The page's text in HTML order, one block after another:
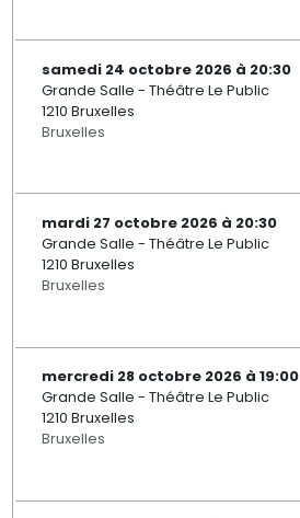
samedi 24 octobre 2026 à 20:30
Grande Salle - Théâtre Le Public
1210 Bruxelles
Bruxelles
mardi 27 octobre 2026 à 20:30
Grande Salle - Théâtre Le Public
1210 Bruxelles
Bruxelles
mercredi 28 octobre 2026 à 19:00
Grande Salle - Théâtre Le Public
1210 Bruxelles
Bruxelles